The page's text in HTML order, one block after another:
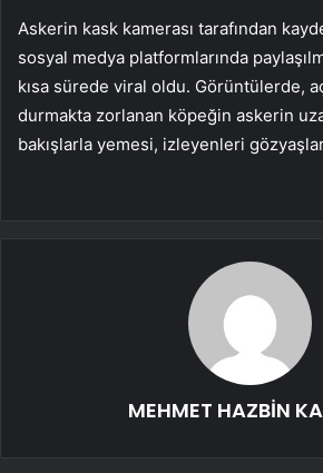
Askerin kask kamerası tarafından
sosyal medya platformlarında
kısa sürede viral oldu. Görüntülerde,
durmakta zorlanan köpeğin askerin
bakışlarla yemesi, izleyenleri
MEHMET HAZBİN